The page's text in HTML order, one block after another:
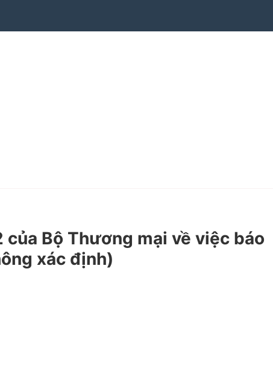
Bộ Thương mại về việc báo
xác định)